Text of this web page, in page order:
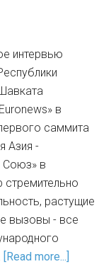
интервью
в
саммита
Азия -
Союз» в
растущие
вызовы - все
[Read more...]